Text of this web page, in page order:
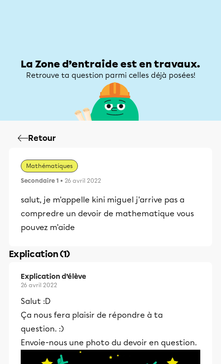
La Zone d’entraide est en travaux.
Retrouve ta question parmi celles déjà posées!
Retour
Mathématiques
Secondaire 1 • 26 avril 2022
salut, je m'appelle kini miguel j'arrive pas a
compredre un devoir de mathematique vous
pouvez m'aide
Explication (1)
Explication d’élève
26 avril 2022
Salut :D
Ça nous fera plaisir de répondre à ta
question. :)
Envoie-nous une photo du devoir en question.